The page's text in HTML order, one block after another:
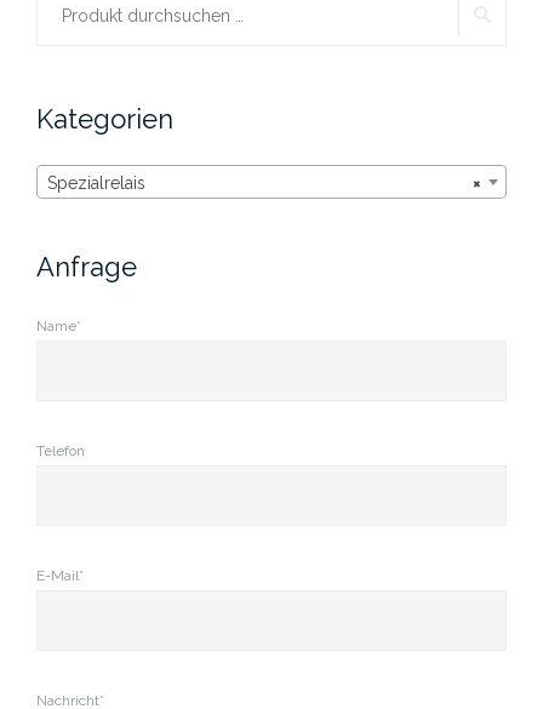
Suchen
Kategorien
×
Spezialrelais
Anfrage
Name*
Telefon
E-Mail*
Nachricht*